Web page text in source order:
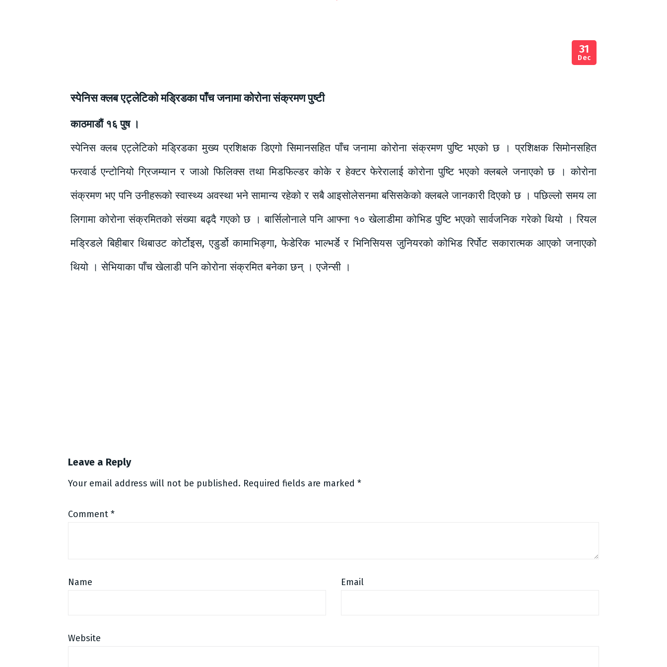
31
Dec
स्पेनिस क्लब एट्लेटिको मड्रिडका पाँच जनामा कोरोना संक्रमण पुष्टी
काठमाडौं १६ पुष ।
स्पेनिस क्लब एट्लेटिको मड्रिडका मुख्य प्रशिक्षक डिएगो सिमानसहित पाँच जनामा कोरोना संक्रमण पुष्टि भएको छ । प्रशिक्षक सिमोनसहित
फरवार्ड एन्टोनियो ग्रिजम्यान र जाओ फिलिक्स तथा मिडफिल्डर कोके र हेक्टर फेरेरालाई कोरोना पुष्टि भएको क्लबले जनाएको छ । कोरोना
संक्रमण भए पनि उनीहरूको स्वास्थ्य अवस्था भने सामान्य रहेको र सबै आइसोलेसनमा बसिसकेको क्लबले जानकारी दिएको छ । पछिल्लो समय ला
लिगामा कोरोना संक्रमितको संख्या बढ्दै गएको छ । बार्सिलोनाले पनि आफ्ना १० खेलाडीमा कोभिड पुष्टि भएको सार्वजनिक गरेको थियो । रियल
मड्रिडले बिहीबार थिबाउट कोर्टोइस, एडुर्डो कामाभिङ्गा, फेडेरिक भाल्भर्डे र भिनिसियस जुनियरको कोभिड रिर्पोट सकारात्मक आएको जनाएको
थियो । सेभियाका पाँच खेलाडी पनि कोरोना संक्रमित बनेका छन् । एजेन्सी ।
Leave a Reply
Your email address will not be published. Required fields are marked *
Comment *
Name Email
Website